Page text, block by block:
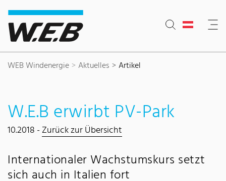
Inhaltsbereich
Suche
Hauptnavigation
Kontakt
Footer
WEB Windenergie Aktuelles Artikel
W.E.B erwirbt PV-Park
10.2018 -Zurück zur Übersicht
Internationaler Wachstumskurs setzt
sich auch in Italien fort